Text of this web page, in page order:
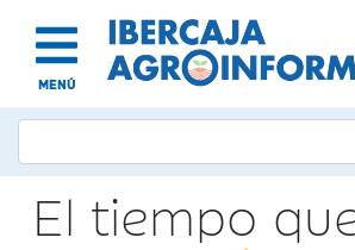
MENÚ
El tiempo